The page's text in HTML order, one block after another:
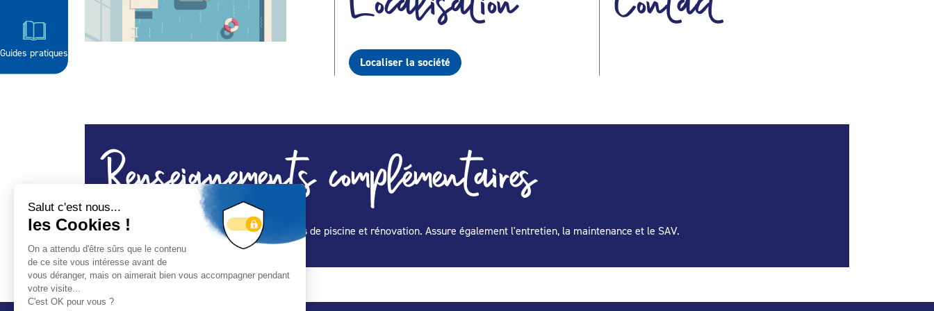
Guides pratiques
Localiser la société
Renseignements complémentaires
Spa, construction piscine, équipements, abris de piscine et rénovation. Assure également l'entretien, la maintenance et le SAV.